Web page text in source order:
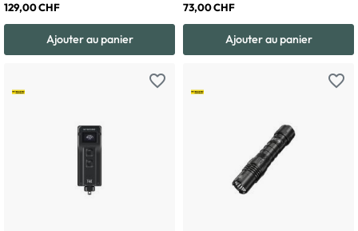
129,00 CHF
Ajouter au panier
73,00 CHF
Ajouter au panier
favorite_border favorite_border